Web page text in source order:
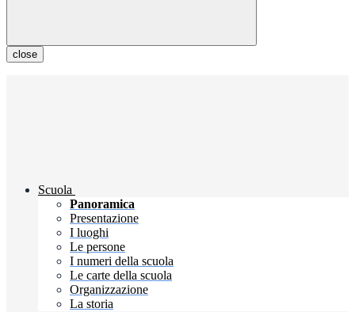
close
Scuola
Panoramica
Presentazione
I luoghi
Le persone
I numeri della scuola
Le carte della scuola
Organizzazione
La storia